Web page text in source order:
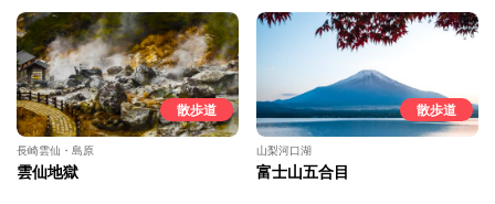
散歩道
長崎雲仙・島原
雲仙地獄
散歩道
山梨河口湖
富士山五合目